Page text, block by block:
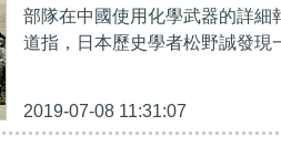
部隊在中國使用化學武器的詳
道指，日本歷史學者松野誠發現
2019-07-08 11:31:07